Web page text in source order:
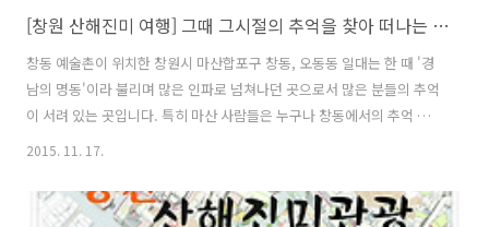
[창원 산해진미 여행] 그때 그시절의 추억을 찾아 떠나는 창동예술촌 여행!
창동 예술촌이 위치한 창원시 마산합포구 창동, 오동동 일대는 한 때 '경
남의 명동'이라 불리며 많은 인파로 넘쳐나던 곳으로서 많은 분들의 추억
이 서려 있는 곳입니다. 특히 마산 사람들은 누구나 창동에서의 추억 한
두개 정도는 있을 법한 곳이죠. 하지만 1990년 중반을 지나며, 인구감소
걷게 되면서, 점차 사람들의 기억에서 멀어져 갔습니다. 하지만 마산원도
심 재생과 지역 상권을 살리기 위해 비워있는 점포에 예술인들을 입주시
2015. 11. 17.